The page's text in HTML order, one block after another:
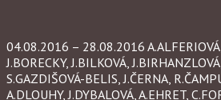
04.08.2016 – 28.08.2016 A.ALFERIOVÁ,
J.BORECKY, J.BILKOVÁ,
S.GAZDIŠOVÁ-BELIS, J.ČERNA,
A.DLOUHY, J.DYBALOVÁ, A.EHRET,